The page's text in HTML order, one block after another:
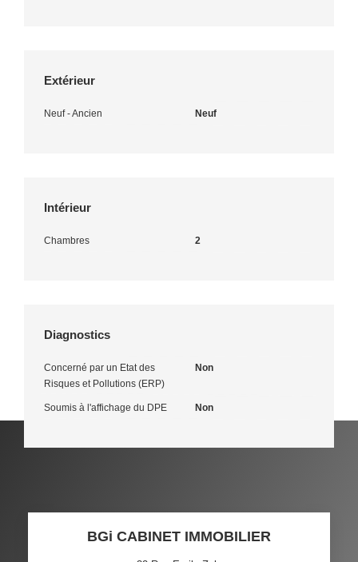
Extérieur
Neuf - Ancien Neuf
Intérieur
Chambres 2
Diagnostics
Concerné par un Etat des
Risques et Pollutions (ERP)
Non
Soumis à l'affichage du DPE Non
BGi CABINET IMMOBILIER